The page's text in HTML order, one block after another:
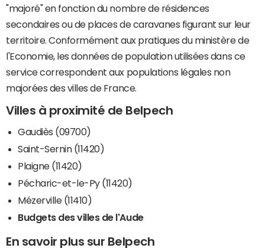
"majoré" en fonction du nombre de résidences
secondaires ou de places de caravanes figurant sur leur
territoire. Conformément aux pratiques du ministère de
l'Economie, les données de population utilisées dans ce
service correspondent aux populations légales non
majorées des villes de France.
Villes à proximité de Belpech
Gaudiès (09700)
Saint-Sernin (11420)
Plaigne (11420)
Pécharic-et-le-Py (11420)
Mézerville (11410)
Budgets des villes de l'Aude
En savoir plus sur Belpech